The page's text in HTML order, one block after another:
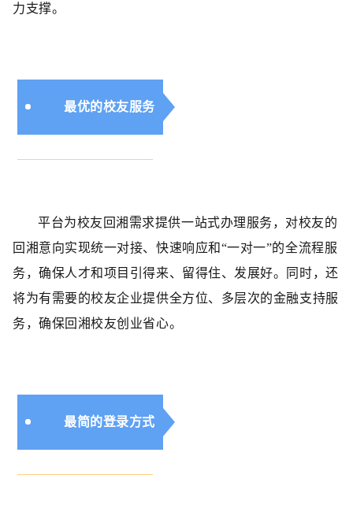
力支撑。
最优的校友服务
平台为校友回湘需求提供一站式办理服务，对校友的
回湘意向实现统一对接、快速响应和“一对一”的全流程服
务，确保人才和项目引得来、留得住、发展好。同时，还
将为有需要的校友企业提供全方位、多层次的金融支持服
务，确保回湘校友创业省心。
最简的登录方式